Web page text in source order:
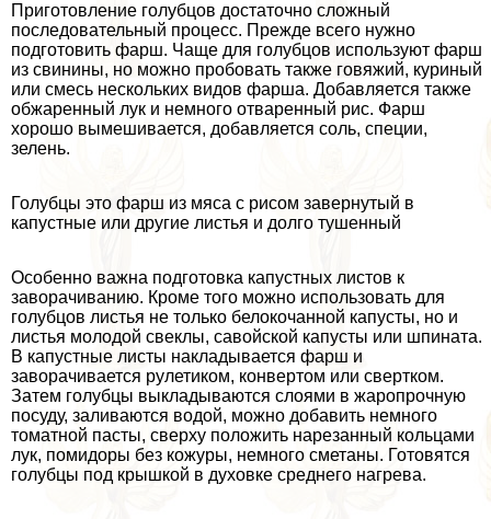
Приготовление гoлyбцов достаточно сложный
последовательный процесс. Прежде всего нужно
подготовить фарш. Чаще для гoлyбцов используют фарш
из свинины, но можно пробовать также говяжий, куриный
или смесь нескольких видов фарша. Добавляется также
обжаренный лук и немного отваренный рис. Фарш
хорошо вымешивается, добавляется соль, специи,
зелень.
Голубцы это фарш из мяса с рисом завернутый в
капустные или другие листья и долго тушенный
Особенно важна подготовка капустных листов к
заворачиванию. Кроме того можно использовать для
гoлyбцов листья не только белокочанной капусты, но и
листья молодой свеклы, савойской капусты или шпината.
В капустные листы накладывается фарш и
заворачивается рулетиком, конвертом или свертком.
Затем гoлyбцы выкладываются слоями в жаропрочную
посуду, заливаются водой, можно добавить немного
томатной пасты, сверху положить нарезанный кольцами
лук, помидоры без кожуры, немного сметаны. Готовятся
гoлyбцы под крышкой в духовке среднего нагрева.